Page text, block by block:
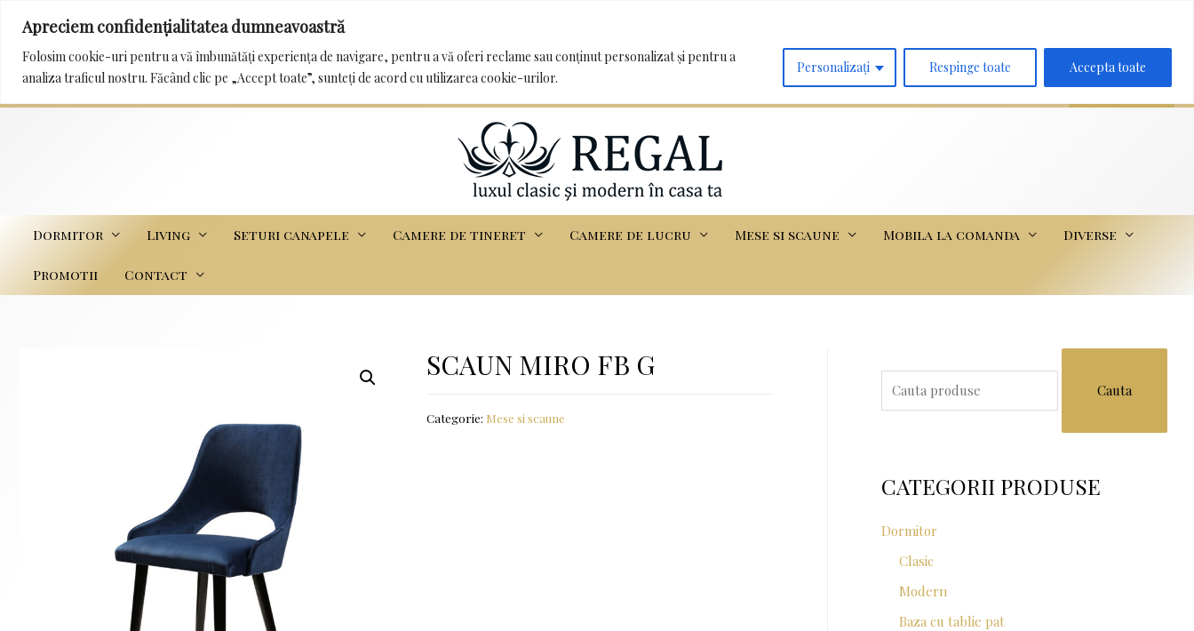
Apreciem confidențialitatea dumneavoastră
Folosim cookie-uri pentru a vă îmbunătăți experiența de navigare, pentru a vă oferi reclame sau conținut personalizat și pentru a
analiza traficul nostru. Făcând clic pe „Accept toate”, sunteți de acord cu utilizarea cookie-urilor.
Personalizați Respinge toate Accepta toate
0232 222 233 / 0745 989 114 mobila_trans@yahoo.com | Clădirea Basarabia - Iasi
Dormitor Living Seturi canapele Camere de tineret Camere de lucru Mese si scaune Mobila la comanda Diverse
Promotii Contact
SCAUN MIRO FB G
Categorie: Mese si scaune
a
h
CATEGORII PRODUSE
Dormitor
Clasic
Modern
Baza cu tablie pat